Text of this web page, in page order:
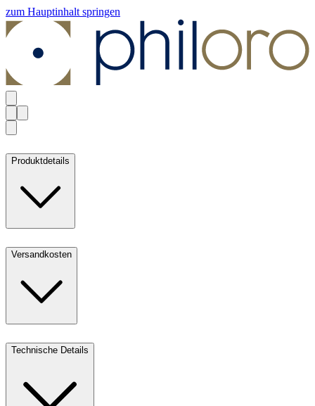
zum Hauptinhalt springen
Produktdetails
Versandkosten
Technische Details